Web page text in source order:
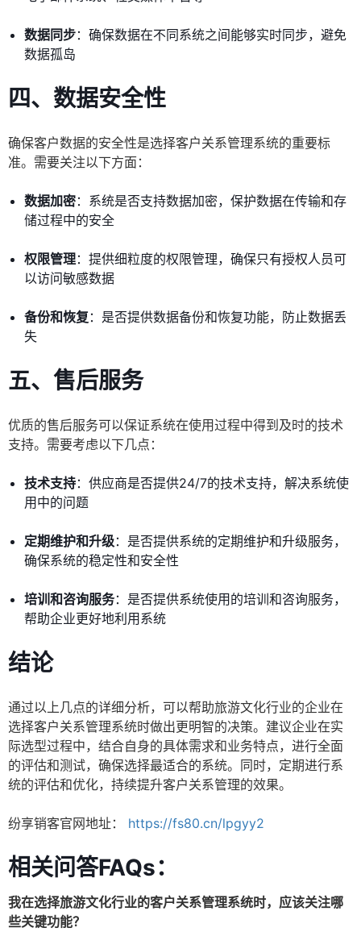
数据同步：确保数据在不同系统之间能够实时同步，避免
数据孤岛
四、数据安全性
确保客户数据的安全性是选择客户关系管理系统的重要标
准。需要关注以下方面：
数据加密：系统是否支持数据加密，保护数据在传输和存
储过程中的安全
权限管理：提供细粒度的权限管理，确保只有授权人员可
以访问敏感数据
备份和恢复 ：是否提供数据备份和恢复功能，防止数据丢
失
五、售后服务
优质的售后服务可以保证系统在使用过程中得到及时的技术
支持。需要考虑以下几点：
技术支持：供应商是否提供24/7的技术支持，解决系统使
用中的问题
定期维护和升级：是否提供系统的定期维护和升级服务，
确保系统的稳定性和安全性
培训和咨询服务：是否提供系统使用的培训和咨询服务，
帮助企业更好地利用系统
结论
通过以上几点的详细分析，可以帮助旅游文化行业的企业在
选择客户关系管理系统时做出更明智的决策。建议企业在实
际选型过程中，结合自身的具体需求和业务特点，进行全面
的评估和测试，确保选择最适合的系统。同时，定期进行系
统的评估和优化，持续提升客户关系管理的效果。
纷享销客官网地址： https://fs80.cn/lpgyy2
相关问答FAQs：
我在选择旅游文化行业的客户关系管理系统时，应该关注哪
些关键功能？